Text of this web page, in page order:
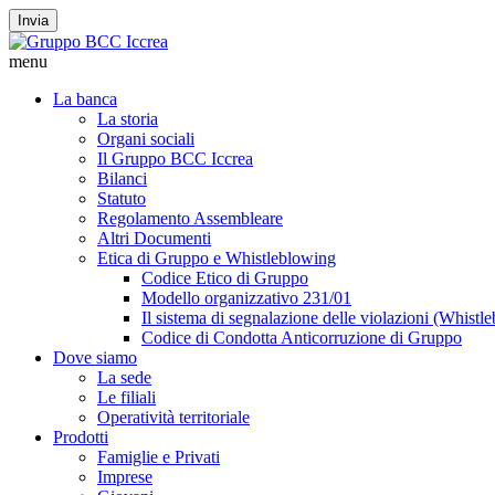
Invia
menu
La banca
La storia
Organi sociali
Il Gruppo BCC Iccrea
Bilanci
Statuto
Regolamento Assembleare
Altri Documenti
Etica di Gruppo e Whistleblowing
Codice Etico di Gruppo
Modello organizzativo 231/01
Il sistema di segnalazione delle violazioni
Codice di Condotta Anticorruzione di Gruppo
Dove siamo
La sede
Le filiali
Operatività territoriale
Prodotti
Famiglie e Privati
Imprese